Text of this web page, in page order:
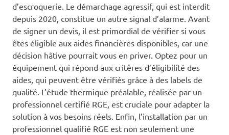
d’escroquerie. Le démarchage agressif, qui est interdit
depuis 2020, constitue un autre signal d’alarme. Avant
de signer un devis, il est primordial de vérifier si vous
êtes éligible aux aides financières disponibles, car une
décision hâtive pourrait vous en priver. Optez pour un
équipement qui répond aux critères d’éligibilité des
aides, qui peuvent être vérifiés grâce à des labels de
qualité. L’étude thermique préalable, réalisée par un
professionnel certifié RGE, est cruciale pour adapter la
solution à vos besoins réels. Enfin, l’installation par un
professionnel qualifié RGE est non seulement une